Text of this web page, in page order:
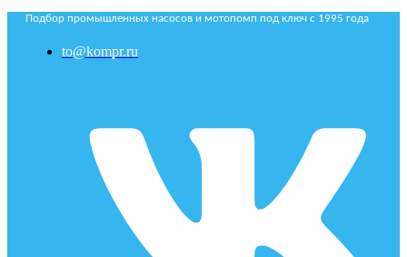
Подбор промышленных насосов и мотопомп под ключ с 1995 года
to@kompr.ru